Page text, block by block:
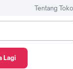
Tentang
Lagi